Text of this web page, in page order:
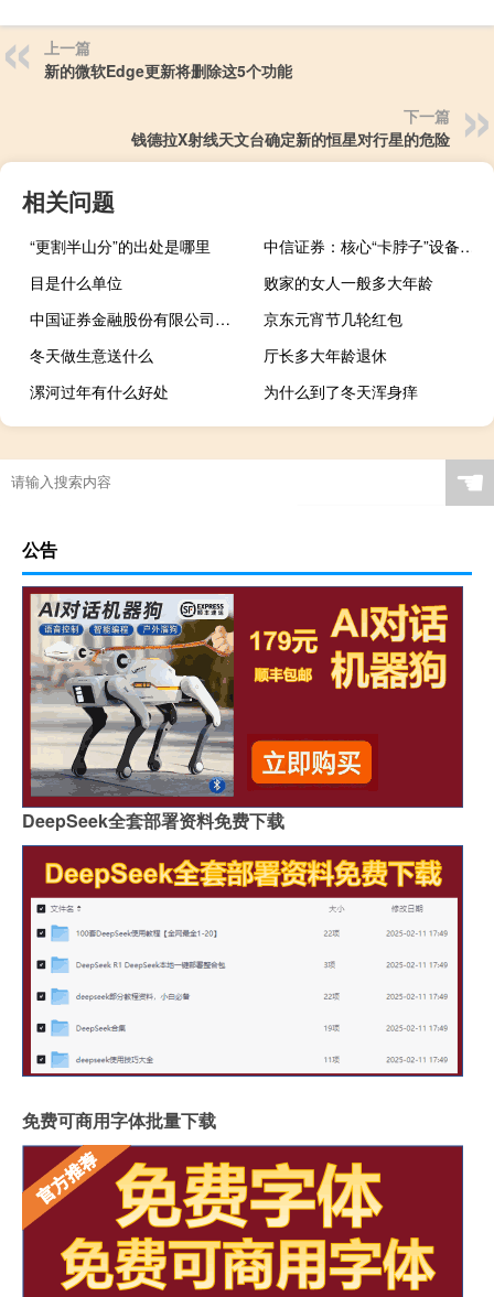
上一篇
新的微软Edge更新将删除这5个功能
下一篇
钱德拉X射线天文台确定新的恒星对行星的危险
相关问题
“更割半山分”的出处是哪里
中信证券：核心“卡脖子”设备国产替代蓄势待发
目是什么单位
败家的女人一般多大年龄
中国证券金融股份有限公司性质 中国证券金融股份有限公司
京东元宵节几轮红包
冬天做生意送什么
厅长多大年龄退休
漯河过年有什么好处
为什么到了冬天浑身痒
☚
公告
DeepSeek全套部署资料免费下载
免费可商用字体批量下载